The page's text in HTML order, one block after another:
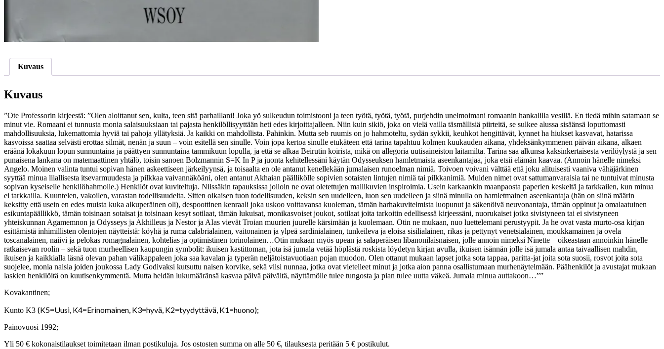
Kuvaus
Kuvaus
”Ote Professorin kirjeestä: ”Olen aloittanut sen, kulta, teen sitä parhaillani! Joka yö sulkeudun toimistooni ja teen työtä, työtä, työtä, purjehdin unelmoimani romaanin hankalilla vesillä. En tiedä mihin satamaan se
minut vie. Romaani ei tunnusta monia salaisuuksiaan tai pajasta henkilöllisyyttään heti edes kirjoittajalleen. Niin kuin sikiö, joka on vielä vailla täsmällisiä piirteitä, se sulkee alussa sisäänsä loputtomasti
mahdollisuuksia, lukemattomia hyviä tai pahoja yllätyksiä. Ja kaikki on mahdollista. Pahinkin. Mutta seb ruumis on jo hahmoteltu, sydän sykkii, keuhkot hengittävät, kynnet ha hiukset kasvavat, hatarissa
kasvoissa saattaa selvästi erottaa silmät, nenän ja suun – voin esitellä sen sinulle. Voin jopa kertoa sinulle etukäteen että tarina tapahtuu kolmen kuukauden aikana, yhdeksänkymmenen päivän aikana, alkaen
eräänä lokakuun lopun sunnuntaina ja päättyen sunnuntaina tammikuun lopulla, ja että se alkaa Beirutin koirista, mikä on allegoria uutisaineiston laitamilta. Tarina saa alkunsa kaksinkertaisesta verilöylystä ja sen
punaisena lankana on matemaattinen yhtälö, toisin sanoen Bolzmannin S=K In P ja juonta kehitellessäni käytän Odysseuksen hamletmaista aseenkantajaa, joka etsii elämän kaavaa. (Annoin hänelle nimeksi
Angelo. Moinen valinta tuntui sopivan hänen askeettiseen järkeilyynsä, ja toisaalta en ole antanut kenellekään jumalaisen runoelman nimiä. Toivoen voivani välttää että joku alituisesti vaaniva vähäjärkinen
syyttää minua liiallisesta itsevarmuudesta ja pilkkaa vaivannäköäni, olen antanut Akhaian päällikölle sopivien sotaisten lintujen nimiä tai pilkkanimiä. Muiden nimet ovat sattumanvaraisia tai ne tuntuivat minusta
sopivan kyseiselle henkilöhahmolle.) Henkilöt ovat kuviteltuja. Niissäkin tapauksissa jolloin ne ovat oletettujen mallikuvien inspiroimia. Usein karkaankin maanpaosta paperien keskeltä ja tarkkailen, kun minua
ei tarkkailla. Kuuntelen, vakoilen, varastan todellisuudelta. Sitten oikaisen tuon todellisuuden, keksin sen uudelleen, luon sen uudelleen ja siinä minulla on hamletmainen aseenkantaja (hän on siinä määrin
keksitty että usein en edes muista kuka alkuperäinen oli), despoottinen kenraali joka uskoo voittavansa kuoleman, tämän harhakuvitelmista luopunut ja säkenöivä neuvonantaja, tämän oppinut ja omalaatuinen
esikuntapäällikkö, tämän toisinaan sotaisat ja toisinaan kesyt sotilaat, tämän lukuisat, monikasvoiset joukot, sotilaat joita tarkoitin edellisessä kirjeessäni, nuorukaiset jotka sivistyneen tai ei sivistyneen
yhteiskunnan Agamemnon ja Odysseys ja Akhilleus ja Nestor ja AIas vievät Troian muurien juurelle kärsimään ja kuolemaan. Otin ne mukaan, nuo luettelemani perustyypit. Ja he ovat vasta murto-osa kirjan
esittämistä inhimillisten olentojen näytteistä: köyhä ja ruma calabrialainen, vaitonainen ja ylpeä sardinialainen, tunkeileva ja eloisa sisilialainen, rikas ja pettynyt venetsialainen, moukkamainen ja ovela
toscanalainen, naiivi ja pelokas romagnalainen, kohtelias ja optimistinen torinolainen…Otin mukaan myös upean ja salaperäisen libanonilaisnaisen, jolle annoin nimeksi Ninette – oikeastaan annoinkin hänelle
ratkaisevan roolin – sekä tuon murheellisen kaupungin symbolit: ikuisen kastittoman, jota isä jumala vetää höplästä roskista löydetyn kirjan avulla, ikuisen isännän jolle isä jumala antaa taivaallisen mahdin,
ikuisen ja kaikkialla läsnä olevan pahan välikappaleen joka saa kavalan ja typerän neljätoistavuotiaan pojan muodon. Olen ottanut mukaan lapset jotka sota tappaa, paritta-jat joita sota suosii, rosvot joita sota
suojelee, monia naisia joiden joukossa Lady Godivaksi kutsuttu naisen korvike, sekä viisi nunnaa, jotka ovat vietelleet minut ja jotka aion panna osallistumaan murhenäytelmään. Päähenkilöt ja avustajat mukaan
laskien henkilöitä on kuutisenkymmentä. Mutta heidän lukumääränsä kasvaa päivä päivältä, näyttämölle tulee tungosta ja pian tulee uutta väkeä. Jumala minua auttakoon…””
Kovakantinen;
Kunto K3 (K5=Uusi, K4=Erinomainen, K3=hyvä, K2=tyydyttävä, K1=huono);
Painovuosi 1992;
Yli 50 € kokonaistilaukset toimitetaan ilman postikuluja. Jos ostosten summa on alle 50 €, tilauksesta peritään 5 € postikulut.